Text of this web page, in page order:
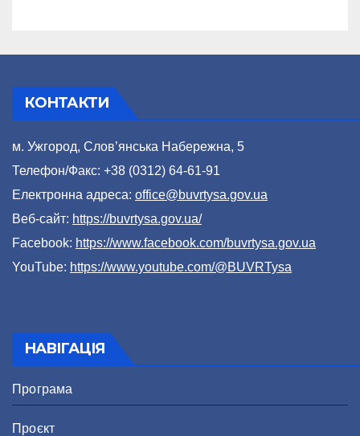
КОНТАКТИ
м. Ужгород, Слов’янська Набережна, 5
Телефон/Факс: +38 (0312) 64-61-91
Електронна адреса: office@buvrtysa.gov.ua
Веб-сайт: https://buvrtysa.gov.ua/
Facebook: https://www.facebook.com/buvrtysa.gov.ua
YouTube: https://www.youtube.com/@BUVRTysa
НАВІГАЦІЯ
Програма
Проєкт